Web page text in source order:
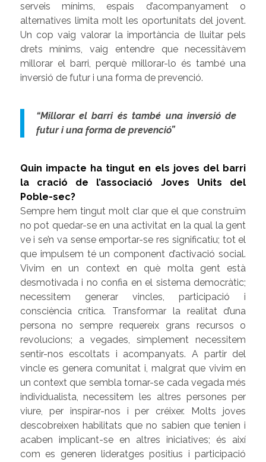
serveis mínims, espais d’acompanyament o
alternatives limita molt les oportunitats del jovent.
Un cop vaig valorar la importància de lluitar pels
drets mínims, vaig entendre que necessitàvem
millorar el barri, perquè millorar-lo és també una
inversió de futur i una forma de prevenció.
“Millorar el barri és també una inversió de
futur i una forma de prevenció”
Quin impacte ha tingut en els joves del barri
la cració de l’associació Joves Units del
Poble-sec?
Sempre hem tingut molt clar que el que construïm
no pot quedar-se en una activitat en la qual la gent
ve i se’n va sense emportar-se res significatiu; tot el
que impulsem té un component d’activació social.
Vivim en un context en què molta gent està
desmotivada i no confia en el sistema democràtic;
necessitem generar vincles, participació i
consciència crítica. Transformar la realitat d’una
persona no sempre requereix grans recursos o
revolucions; a vegades, simplement necessitem
sentir-nos escoltats i acompanyats. A partir del
vincle es genera comunitat i, malgrat que vivim en
un context que sembla tornar-se cada vegada més
individualista, necessitem les altres persones per
viure, per inspirar-nos i per créixer. Molts joves
descobreixen habilitats que no sabien que tenien i
acaben implicant-se en altres iniciatives; és així
com es generen lideratges positius i participació